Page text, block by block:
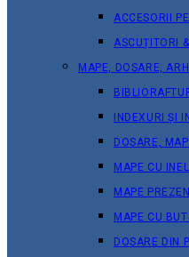
ACCESORII
ASCUȚITORI
MAPE, DOSARE,
INDEXURI ȘI
DOSARE,
MAPE CU
MAPE
MAPE CU
DOSARE DIN